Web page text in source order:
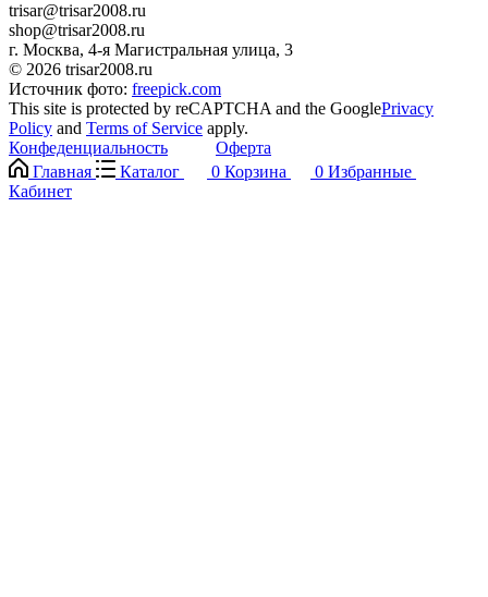
trisar@trisar2008.ru
shop@trisar2008.ru
г. Москва, 4-я Магистральная улица, 3
© 2026 trisar2008.ru
Источник фото: freepick.com
This site is protected by reCAPTCHA and the GooglePrivacy
Policy and Terms of Service apply.
Конфеденциальность
Оферта
Главная
Каталог 0 Корзина 0 Избранные
Кабинет